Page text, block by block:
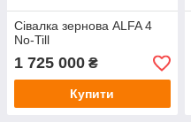
Сівалка зернова ALFA 4
No-Till
1 725 000 ₴
Купити